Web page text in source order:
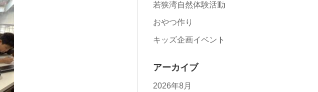
若狭湾自然体験活動
おやつ作り
キッズ企画イベント
アーカイブ
2026年8月